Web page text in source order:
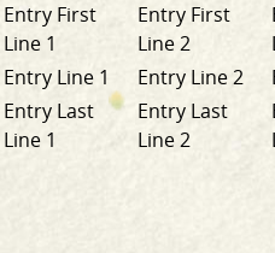
Entry First
Line 1
Entry First
Line 2
Entry Line 1
Entry Line 2
Entry Last
Line 1
Entry Last
Line 2